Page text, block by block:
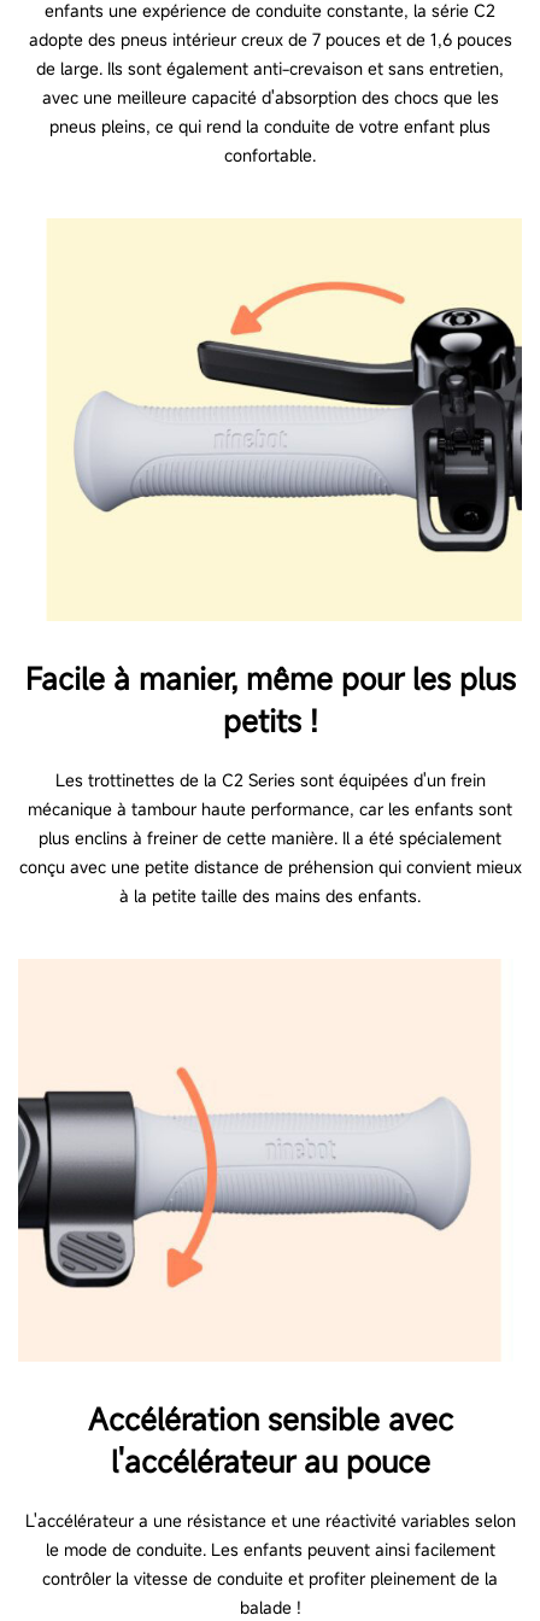
enfants une expérience de conduite constante, la série C2
adopte des pneus intérieur creux de 7 pouces et de 1,6 pouces
de large. Ils sont également anti-crevaison et sans entretien,
avec une meilleure capacité d'absorption des chocs que les
pneus pleins, ce qui rend la conduite de votre enfant plus
confortable.
Facile à manier, même pour les plus
petits !
Les trottinettes de la C2 Series sont équipées d'un frein
mécanique à tambour haute performance, car les enfants sont
plus enclins à freiner de cette manière. Il a été spécialement
conçu avec une petite distance de préhension qui convient mieux
à la petite taille des mains des enfants.
Accélération sensible avec
l'accélérateur au pouce
L'accélérateur a une résistance et une réactivité variables selon
le mode de conduite. Les enfants peuvent ainsi facilement
contrôler la vitesse de conduite et profiter pleinement de la
balade !